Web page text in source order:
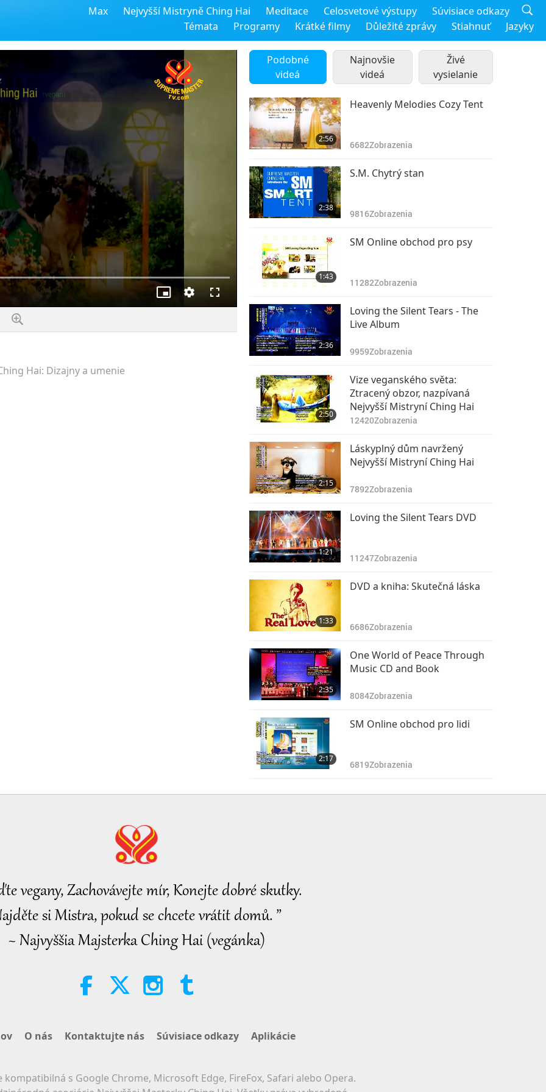
Max Nejvyšší Mistryně Ching Hai Meditace Celosvetové výstupy
Súvisiace odkazy
Témata
Programy Krátké filmy Důležité zprávy Stiahnuť Jazyky
Obraz
v
kvalita Na
celou
Hai: Dizajny a umenie
Podobné
videá
Najnovšie
videá
Živé
vysielanie
2:56
Heavenly Melodies Cozy Tent
6682Zobrazenia
2:38
S.M. Chytrý stan
9816Zobrazenia
1:43
SM Online obchod pro psy
11282Zobrazenia
2:36
Loving the Silent Tears - The
Live Album
9959Zobrazenia
2:50
Vize veganského světa:
Ztracený obzor, nazpívaná
Nejvyšší Mistryní Ching Hai
12420Zobrazenia
2:15
Láskyplný dům navržený
Nejvyšší Mistryní Ching Hai
7892Zobrazenia
1:21
Loving the Silent Tears DVD
11247Zobrazenia
1:33
DVD a kniha: Skutečná láska
6686Zobrazenia
2:35
One World of Peace Through
Music CD and Book
8084Zobrazenia
2:17
SM Online obchod pro lidi
6819Zobrazenia
vegany, Zachovávejte mír, Konejte dobré skutky.
si Mistra, pokud se chcete vrátit domů. ”
~ Najvyššia Majsterka Ching Hai (vegánka)
O nás Kontaktujte nás Súvisiace odkazy Aplikácie
kompatibilná s Google Chrome, Microsoft Edge, FireFox, Safari alebo Opera.